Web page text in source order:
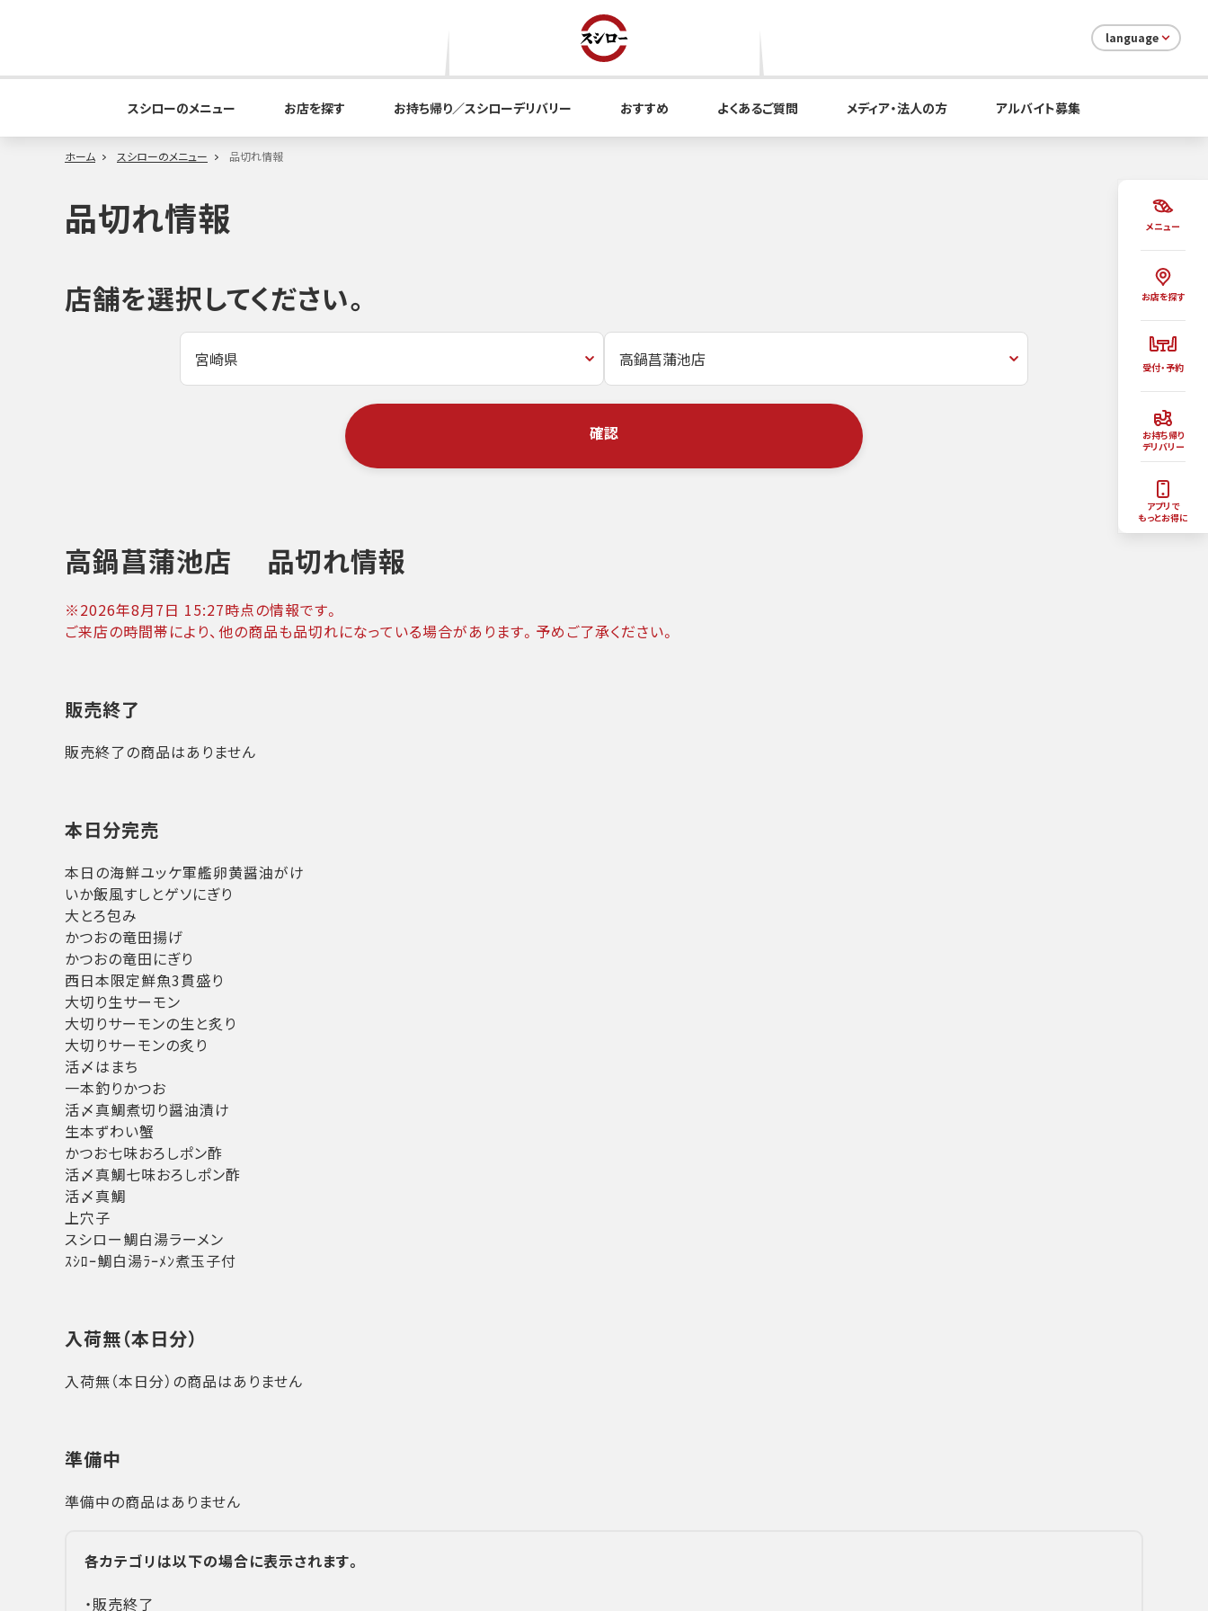
メニュー
お店を探す
受付・予約
お持ち帰り
デリバリー
アプリで
もっとお得に
language
スシローのメニュー お店を探す お持ち帰り／スシローデリバリー おすすめ よくあるご質問 メディア・法人の方 アルバイト募集
ホーム スシローのメニュー 品切れ情報
品切れ情報
店舗を選択してください。
確認
高鍋菖蒲池店 品切れ情報
※2026年8月7日 15:27時点の情報です。
ご来店の時間帯により、他の商品も品切れになっている場合があります。予めご了承ください。
販売終了
販売終了の商品はありません
本日分完売
本日の海鮮ユッケ軍艦卵黄醤油がけ
いか飯風すしとゲソにぎり
大とろ包み
かつおの竜田揚げ
かつおの竜田にぎり
西日本限定鮮魚3貫盛り
大切り生サーモン
大切りサーモンの生と炙り
大切りサーモンの炙り
活〆はまち
一本釣りかつお
活〆真鯛煮切り醤油漬け
生本ずわい蟹
かつお七味おろしポン酢
活〆真鯛七味おろしポン酢
活〆真鯛
上穴子
スシロー鯛白湯ラーメン
ｽｼﾛｰ鯛白湯ﾗｰﾒﾝ煮玉子付
入荷無（本日分）
入荷無（本日分）の商品はありません
準備中
準備中の商品はありません
各カテゴリは以下の場合に表示されます。
・販売終了